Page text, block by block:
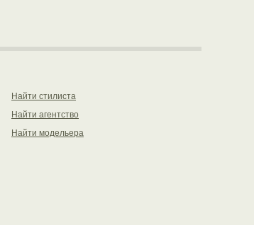
Найти стилиста
Найти агентство
Найти модельера